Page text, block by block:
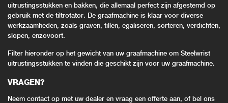
uitrustingsstukken en bakken, die allemaal perfect zijn afgestemd op
gebruik met de tiltrotator. De graafmachine is klaar voor diverse
werkzaamheden, zoals graven, tillen, egaliseren, sorteren, verdichten,
slopen, enzovoort.
Filter hieronder op het gewicht van uw graafmachine om Steelwrist
uitrustingsstukken te vinden die geschikt zijn voor uw graafmachine.
VRAGEN?
Neem contact op met uw dealer en vraag een offerte aan, of bel ons